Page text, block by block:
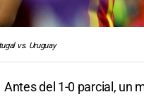
vs. Uruguay
Antes del 1-0 parcial, un